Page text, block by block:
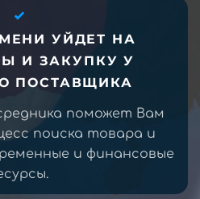
УЙДЕТ НА
И ЗАКУПКУ У
ПОСТАВЩИКА
поможет Вам
поиска товара и
и финансовые